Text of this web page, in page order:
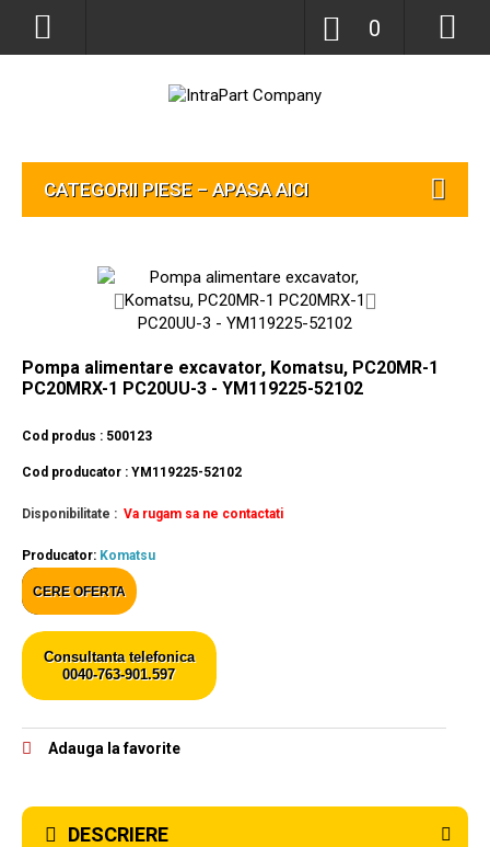
0
CATEGORII PIESE – APASA AICI
Pompa alimentare excavator, Komatsu, PC20MR-1
PC20MRX-1 PC20UU-3 - YM119225-52102
Cod produs : 500123
Cod producator : YM119225-52102
Disponibilitate : Va rugam sa ne contactati
Producator: Komatsu
CERE OFERTA
Consultanta telefonica
0040-763-901.597
Adauga la favorite
DESCRIERE